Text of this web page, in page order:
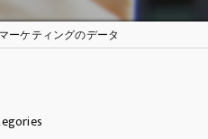
ン」
ーケティングのデータ